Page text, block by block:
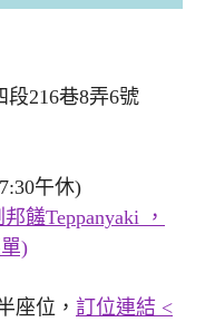
216巷8弄6號
午休)
饈Teppanyaki ，
)
座位， 訂位連結 <